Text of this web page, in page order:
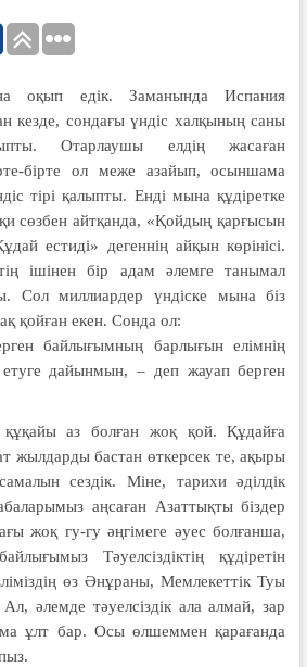
оқып едік. Заманында Испания
кезде, сондағы үндіс халқының саны
Отарлаушы елдің жасаған
бірте ол меже азайып, осыншама
тірі қалыпты. Енді мына құдіретке
сөзбен айтқанда, «Қойдың қарғысын
естиді» дегеннің айқын көрінісі.
ішінен бір адам әлемге танымал
Сол миллиардер үндіске мына біз
қойған екен. Сонда ол:
байлығымның барлығын елімнің
дайынмын, – деп жауап берген
аз болған жоқ қой. Құдайға
жылдарды бастан өткерсек те, ақыры
самалын сездік. Міне, тарихи әділдік
аңсаған Азаттықты біздер
жоқ гу-гу әңгімеге әуес болғанша,
Тәуелсіздіктің құдіретін
өз Әнұраны, Мемлекеттік Туы
әлемде тәуелсіздік ала алмай, зар
ұлт бар. Осы өлшеммен қарағанда